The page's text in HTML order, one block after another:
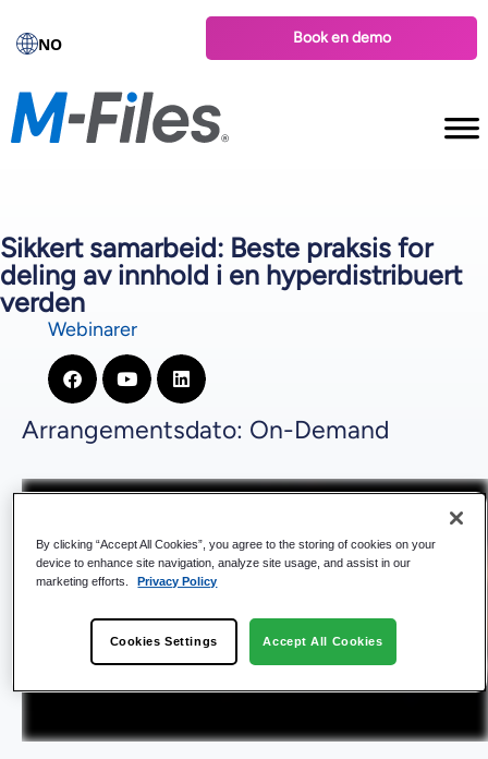
NO Book en demo
Sikkert samarbeid: Beste praksis for
deling av innhold i en hyperdistribuert
verden
Webinarer
Arrangementsdato: On-Demand
By clicking “Accept All Cookies”, you agree to the storing of cookies on your
device to enhance site navigation, analyze site usage, and assist in our
marketing efforts. Privacy Policy
Cookies Settings Accept All Cookies